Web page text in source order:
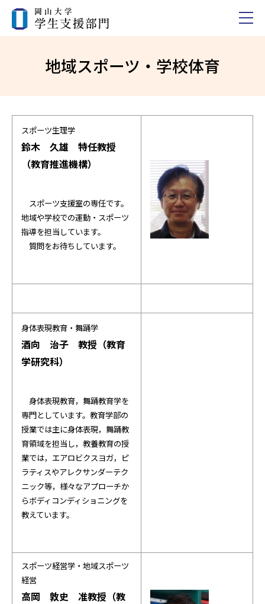
地域スポーツ・学校体育
スポーツ生理学
鈴木 久雄 特任教授
（教育推進機構）
スポーツ支援室の専任です。
地域や学校での運動・スポーツ
指導を担当しています。
質問をお待ちしています。
身体表現教育・舞踊学
酒向 治子 教授（教育
学研究科）
身体表現教育，舞踊教育学を
専門としています。教育学部の
授業では主に身体表現，舞踊教
育領域を担当し，教養教育の授
業では，エアロビクスヨガ，ピ
ラティスやアレクサンダーテク
ニック等，様々なアプローチか
らボディコンディショニングを
教えています。
スポーツ経営学・地域スポーツ
経営
高岡 敦史 准教授（教